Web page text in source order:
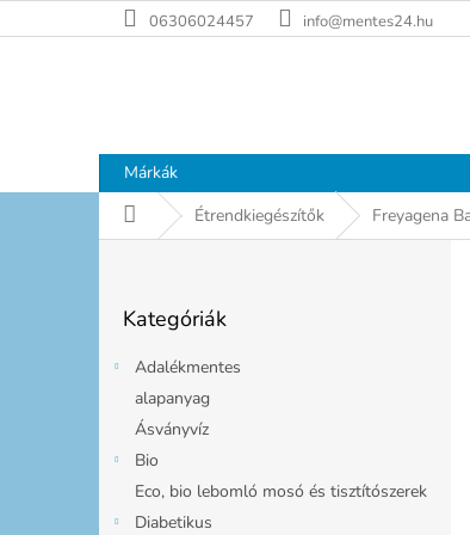
a
06306024457 info@mentes24.hu
Márkák
KezdőlapÉtrendkiegészítők Freyagena
átugrása
Kategóriák
Adalékmentes
alapanyag
Ásványvíz
Bio
Eco, bio lebomló mosó és tisztítószerek
Diabetikus